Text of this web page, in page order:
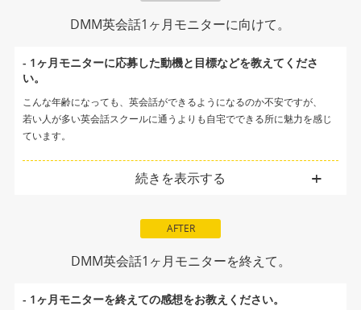
DMM英会話1ヶ月モニターに向けて。
- 1ヶ月モニターに応募した動機と目標などを教えてくださ
い。
こんな年齢になっても、英会話ができるようになるのか不安ですが、
若い人が多い英会話スクールに通うよりも自宅でできる所に魅力を感じ
ています。
続きを表示する
AFTER
DMM英会話1ヶ月モニターを終えて。
- 1ヶ月モニターを終えての感想をお教えください。